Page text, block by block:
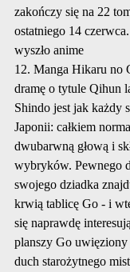
zakończy się na 22
ostatniego 14
wyszło anime
12. Manga Hikaru no
dramę o tytule Qihun
Shindo jest jak każdy
Japonii: całkiem
dwubarwną głową i
wybryków. Pewnego
swojego dziadka
krwią tablicę Go - i
się naprawdę
planszy Go
duch starożytnego